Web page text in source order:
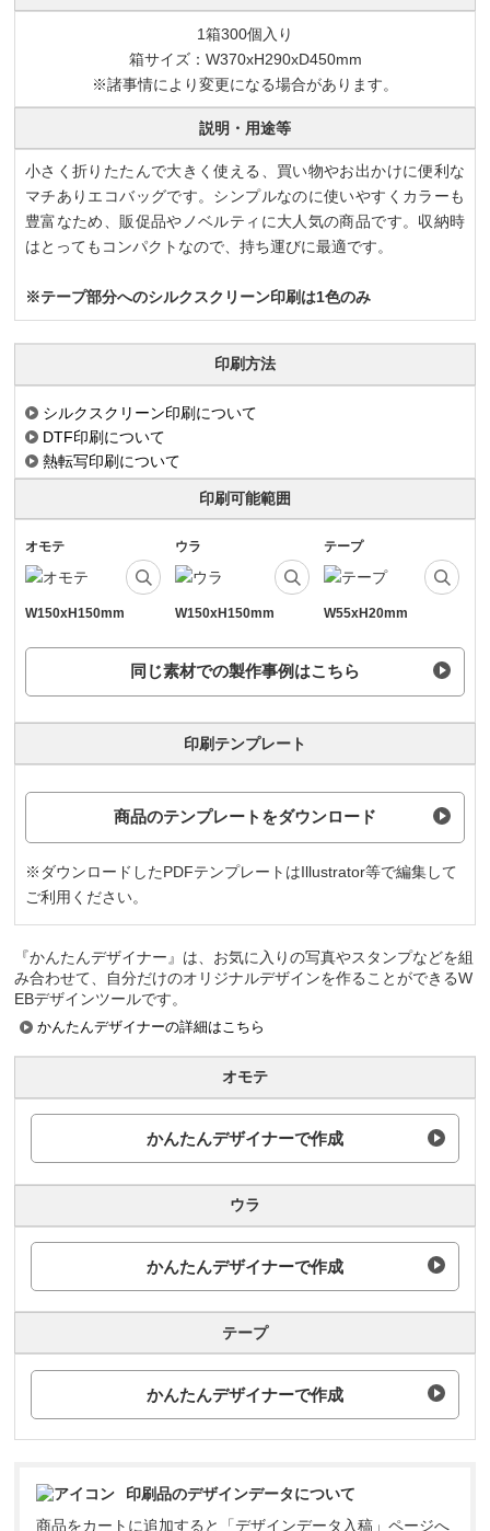
1箱300個入り
箱サイズ：W370xH290xD450mm
※諸事情により変更になる場合があります。
説明・用途等
小さく折りたたんで大きく使える、買い物やお出かけに便利な
マチありエコバッグです。シンプルなのに使いやすくカラーも
豊富なため、販促品やノベルティに大人気の商品です。収納時
はとってもコンパクトなので、持ち運びに最適です。
※テープ部分へのシルクスクリーン印刷は1色のみ
印刷方法
シルクスクリーン印刷について
DTF印刷について
熱転写印刷について
印刷可能範囲
オモテ
W150xH150mm
ウラ
W150xH150mm
テープ
W55xH20mm
同じ素材での製作事例はこちら
印刷テンプレート
商品のテンプレートをダウンロード
※ダウンロードしたPDFテンプレートはIllustrator等で編集して
ご利用ください。
『かんたんデザイナー』は、お気に入りの写真やスタンプなどを組
み合わせて、自分だけのオリジナルデザインを作ることができるW
EBデザインツールです。
かんたんデザイナーの詳細はこちら
オモテ
かんたんデザイナーで作成
ウラ
かんたんデザイナーで作成
テープ
かんたんデザイナーで作成
印刷品のデザインデータについて
商品をカートに追加すると「デザインデータ入稿」ページへ